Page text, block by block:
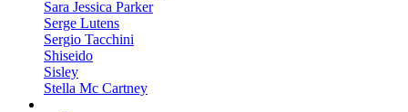
Sara Jessica Parker
Serge Lutens
Sergio Tacchini
Shiseido
Sisley
Stella Mc Cartney